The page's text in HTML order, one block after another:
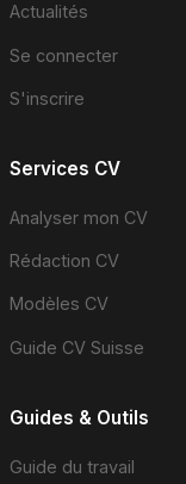
Actualités
Se connecter
S'inscrire
Services CV
Analyser mon CV
Rédaction CV
Modèles CV
Guide CV Suisse
Guides & Outils
Guide du travail